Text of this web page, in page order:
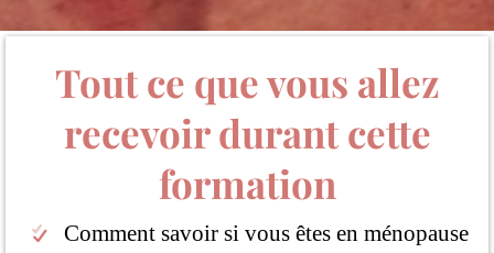
Tout ce que vous allez
recevoir durant cette
formation
Comment savoir si vous êtes en ménopause